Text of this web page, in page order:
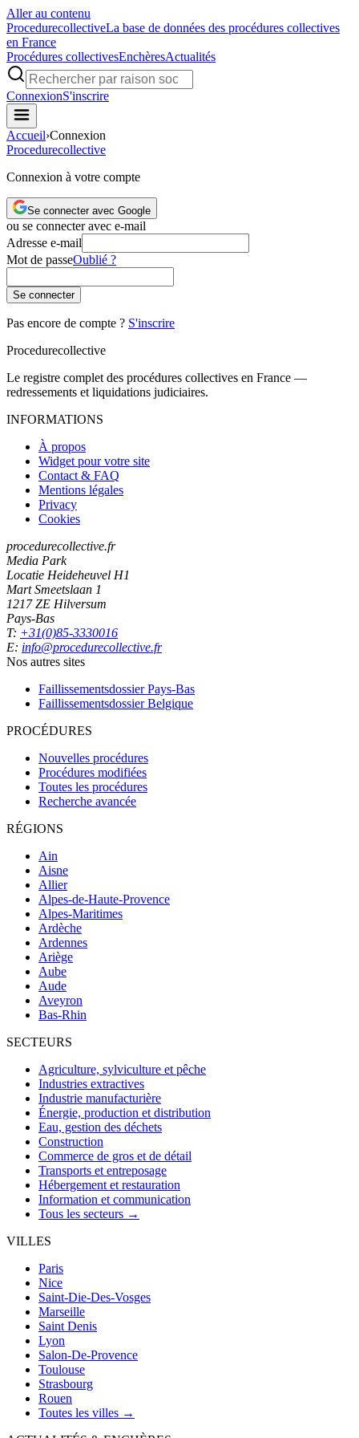
Aller au contenu
ProcedurecollectiveLa base de données des procédures collectives
en France
Procédures collectivesEnchèresActualités
ConnexionS'inscrire
Accueil›Connexion
Procedurecollective
Connexion à votre compte
Se connecter avec Google
ou se connecter avec e-mail
Adresse e-mail
Mot de passeOublié ?
Se connecter
Pas encore de compte ? S'inscrire
Procedurecollective
Le registre complet des procédures collectives en France —
redressements et liquidations judiciaires.
INFORMATIONS
À propos
Widget pour votre site
Contact & FAQ
Mentions légales
Privacy
Cookies
procedurecollective.fr
Media Park
Locatie Heideheuvel H1
Mart Smeetslaan 1
1217 ZE Hilversum
Pays-Bas
T: +31(0)85-3330016
E: info@procedurecollective.fr
Nos autres sites
Faillissementsdossier Pays-Bas
Faillissementsdossier Belgique
PROCÉDURES
Nouvelles procédures
Procédures modifiées
Toutes les procédures
Recherche avancée
RÉGIONS
Ain
Aisne
Allier
Alpes-de-Haute-Provence
Alpes-Maritimes
Ardèche
Ardennes
Ariège
Aube
Aude
Aveyron
Bas-Rhin
SECTEURS
Agriculture, sylviculture et pêche
Industries extractives
Industrie manufacturière
Énergie, production et distribution
Eau, gestion des déchets
Construction
Commerce de gros et de détail
Transports et entreposage
Hébergement et restauration
Information et communication
Tous les secteurs →
VILLES
Paris
Nice
Saint-Die-Des-Vosges
Marseille
Saint Denis
Lyon
Salon-De-Provence
Toulouse
Strasbourg
Rouen
Toutes les villes →